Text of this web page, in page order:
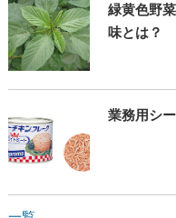
緑黄色野
味とは？
業務用シ